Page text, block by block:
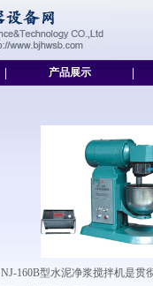
产品展示
NJ-160B型水泥净浆搅拌机是贯